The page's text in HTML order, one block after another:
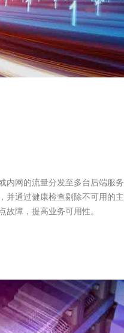
内网的流量分发至多台后端服
并通过健康检查剔除不可用的
故障，提高业务可用性。